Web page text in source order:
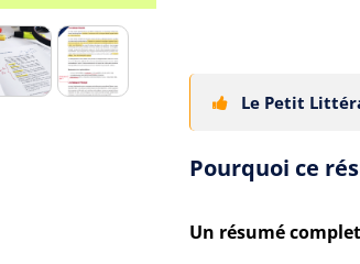
Le Petit
Pourquoi ce
Un résumé